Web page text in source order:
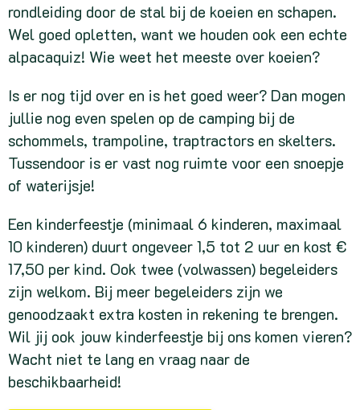
rondleiding door de stal bij de koeien en schapen.
Wel goed opletten, want we houden ook een echte
alpacaquiz! Wie weet het meeste over koeien?
Is er nog tijd over en is het goed weer? Dan mogen
jullie nog even spelen op de camping bij de
schommels, trampoline, traptractors en skelters.
Tussendoor is er vast nog ruimte voor een snoepje
of waterijsje!
Een kinderfeestje (minimaal 6 kinderen, maximaal
10 kinderen) duurt ongeveer 1,5 tot 2 uur en kost €
17,50 per kind. Ook twee (volwassen) begeleiders
zijn welkom. Bij meer begeleiders zijn we
genoodzaakt extra kosten in rekening te brengen.
Wil jij ook jouw kinderfeestje bij ons komen vieren?
Wacht niet te lang en vraag naar de
beschikbaarheid!